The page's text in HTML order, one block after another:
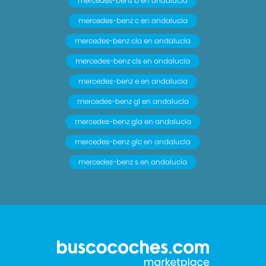
mercedes-benz c en andalucía
mercedes-benz cla en andalucía
mercedes-benz cls en andalucía
mercedes-benz e en andalucía
mercedes-benz gl en andalucía
mercedes-benz gla en andalucía
mercedes-benz glc en andalucía
mercedes-benz s en andalucía